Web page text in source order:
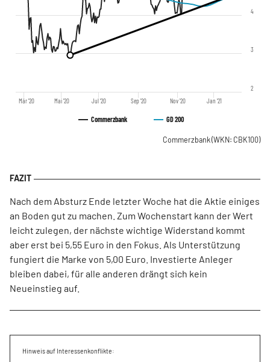
Commerzbank GD 200
Mär '20 Mai '20 Jul '20 Sep '20 Nov '20 Jan '21
2
3
4
Commerzbank(WKN: CBK100)
Nach dem Absturz Ende letzter Woche hat die Aktie einiges
an Boden gut zu machen. Zum Wochenstart kann der Wert
leicht zulegen, der nächste wichtige Widerstand kommt
aber erst bei 5,55 Euro in den Fokus. Als Unterstützung
fungiert die Marke von 5,00 Euro. Investierte Anleger
bleiben dabei, für alle anderen drängt sich kein
Neueinstieg auf.
Hinweis auf Interessenkonflikte: